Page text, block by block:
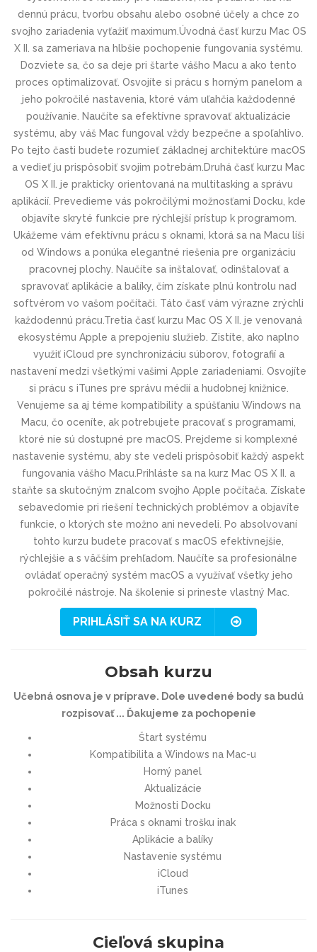
dennú prácu, tvorbu obsahu alebo osobné účely a chce zo
svojho zariadenia vyťažiť maximum.Úvodná časť kurzu Mac OS
X II. sa zameriava na hlbšie pochopenie fungovania systému.
Dozviete sa, čo sa deje pri štarte vášho Macu a ako tento
proces optimalizovať. Osvojíte si prácu s horným panelom a
jeho pokročilé nastavenia, ktoré vám uľahčia každodenné
používanie. Naučíte sa efektívne spravovať aktualizácie
systému, aby váš Mac fungoval vždy bezpečne a spoľahlivo.
Po tejto časti budete rozumieť základnej architektúre macOS
a vedieť ju prispôsobiť svojim potrebám.Druhá časť kurzu Mac
OS X II. je prakticky orientovaná na multitasking a správu
aplikácií. Prevedieme vás pokročilými možnosťami Docku, kde
objavíte skryté funkcie pre rýchlejší prístup k programom.
Ukážeme vám efektívnu prácu s oknami, ktorá sa na Macu líši
od Windows a ponúka elegantné riešenia pre organizáciu
pracovnej plochy. Naučíte sa inštalovať, odinštalovať a
spravovať aplikácie a balíky, čím získate plnú kontrolu nad
softvérom vo vašom počítači. Táto časť vám výrazne zrýchli
každodennú prácu.Tretia časť kurzu Mac OS X II. je venovaná
ekosystému Apple a prepojeniu služieb. Zistíte, ako naplno
využiť iCloud pre synchronizáciu súborov, fotografií a
nastavení medzi všetkými vašimi Apple zariadeniami. Osvojíte
si prácu s iTunes pre správu médií a hudobnej knižnice.
Venujeme sa aj téme kompatibility a spúšťaniu Windows na
Macu, čo oceníte, ak potrebujete pracovať s programami,
ktoré nie sú dostupné pre macOS. Prejdeme si komplexné
nastavenie systému, aby ste vedeli prispôsobiť každý aspekt
fungovania vášho Macu.Prihláste sa na kurz Mac OS X II. a
staňte sa skutočným znalcom svojho Apple počítača. Získate
sebavedomie pri riešení technických problémov a objavíte
funkcie, o ktorých ste možno ani nevedeli. Po absolvovaní
tohto kurzu budete pracovať s macOS efektívnejšie,
rýchlejšie a s väčším prehľadom. Naučíte sa profesionálne
ovládať operačný systém macOS a využívať všetky jeho
pokročilé nástroje. Na školenie si prineste vlastný Mac.
PRIHLÁSIŤ SA NA KURZ
Obsah kurzu
Učebná osnova je v príprave. Dole uvedené body sa budú
rozpisovať ... Ďakujeme za pochopenie
Štart systému
Kompatibilita a Windows na Mac-u
Horný panel
Aktualizácie
Možnosti Docku
Práca s oknami trošku inak
Aplikácie a balíky
Nastavenie systému
iCloud
iTunes
Cieľová skupina